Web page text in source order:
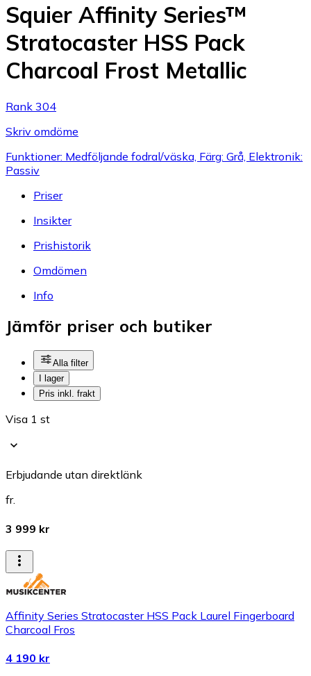
Squier Affinity Series™
Stratocaster HSS Pack
Charcoal Frost Metallic
Rank 304
Skriv omdöme
Funktioner: Medföljande fodral/väska, Färg: Grå, Elektronik:
Passiv
Priser
Insikter
Prishistorik
Omdömen
Info
Jämför priser och butiker
Alla filter
I lager
Pris inkl. frakt
Visa 1 st
Erbjudande utan direktlänk
fr.
3 999 kr
Affinity Series Stratocaster HSS Pack Laurel Fingerboard
Charcoal Fros
4 190 kr